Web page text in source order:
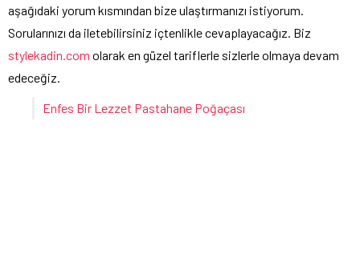
aşağıdaki yorum kısmından bize ulaştırmanızı istiyorum.
Sorularınızı da iletebilirsiniz içtenlikle cevaplayacağız. Biz
stylekadin.com olarak en güzel tariflerle sizlerle olmaya devam
edeceğiz.
Enfes Bir Lezzet Pastahane Poğaçası